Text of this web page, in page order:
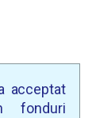
acceptat
fonduri